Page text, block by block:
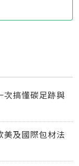
次搞懂碳足跡與
美及國際包材法